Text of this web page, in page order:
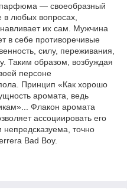
парфюма — своеобразный
любых вопросах,
их сам. Мужчина
в себе противоречивые
силу, переживания,
Таким образом, возбуждая
персоне
Принцип «Как хорошо
аромата, ведь
Флакон аромата
ассоциировать его
точно
Bad Boy.